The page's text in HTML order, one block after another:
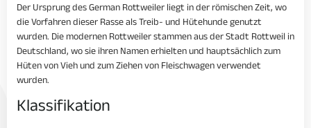
Der Ursprung des German Rottweiler liegt in der römischen Zeit, wo
die Vorfahren dieser Rasse als Treib- und Hütehunde genutzt
wurden. Die modernen Rottweiler stammen aus der Stadt Rottweil in
Deutschland, wo sie ihren Namen erhielten und hauptsächlich zum
Hüten von Vieh und zum Ziehen von Fleischwagen verwendet
wurden.
Klassifikation